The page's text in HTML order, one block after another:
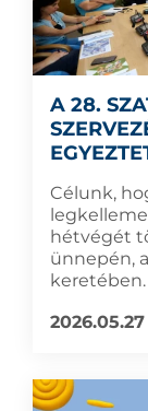
A 28.
Célunk,
hétvégét
ünnepén,
keretében.
2026.05.27